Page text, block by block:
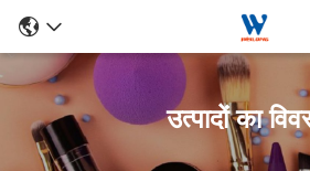
उत्पादों का